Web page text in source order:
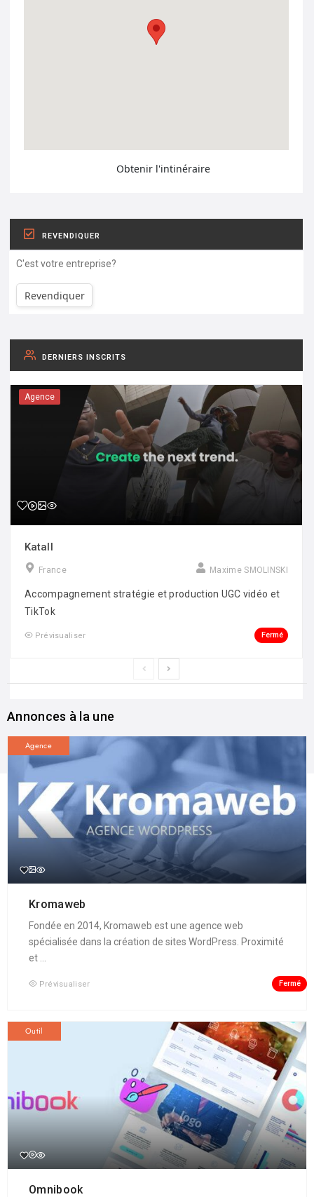
Obtenir l'intinéraire
REVENDIQUER
C'est votre entreprise?
Revendiquer
DERNIERS INSCRITS
Agence
Katall
France Maxime SMOLINSKI
Accompagnement stratégie et production UGC vidéo et
TikTok
Prévisualiser Fermé
Annonces à la une
Agence
Kromaweb
Fondée en 2014, Kromaweb est une agence web
spécialisée dans la création de sites WordPress. Proximité
et ...
Prévisualiser Fermé
Outil
Omnibook